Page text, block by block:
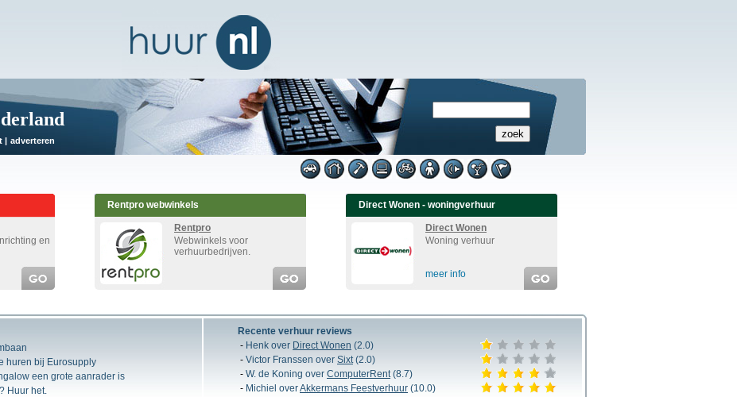
| adverteren
en
Rentpro webwinkels
Rentpro
Webwinkels voor
verhuurbedrijven.
Direct Wonen - woningverhuur
Direct Wonen
Woning verhuur
meer info
huren bij Eurosupply
een grote aanrader is
Huur het.
Recente verhuur reviews
- Henk over Direct Wonen (2.0)
- Victor Franssen over Sixt(2.0)
- W. de Koning over ComputerRent(8.7)
- Michiel overAkkermans Feestverhuur (10.0)